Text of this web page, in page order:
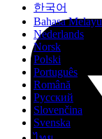
한국어
Bahasa Melayu
Nederlands
Norsk
Polski
Português
Română
Русский
Slovenčina
Svenska